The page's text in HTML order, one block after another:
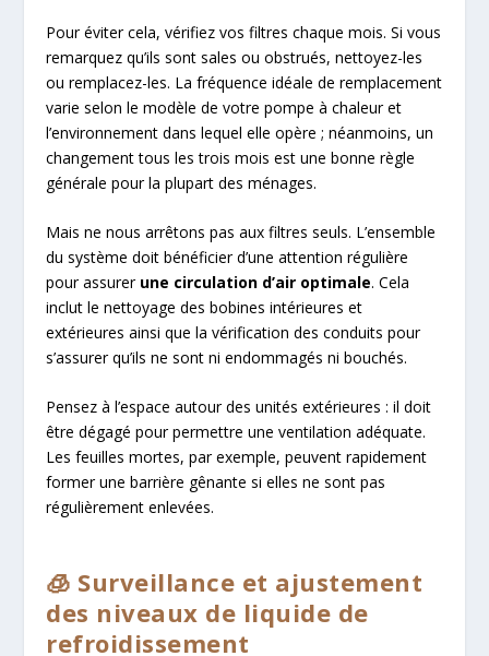
Pour éviter cela, vérifiez vos filtres chaque mois. Si vous
remarquez qu’ils sont sales ou obstrués, nettoyez-les
ou remplacez-les. La fréquence idéale de remplacement
varie selon le modèle de votre pompe à chaleur et
l’environnement dans lequel elle opère ; néanmoins, un
changement tous les trois mois est une bonne règle
générale pour la plupart des ménages.
Mais ne nous arrêtons pas aux filtres seuls. L’ensemble
du système doit bénéficier d’une attention régulière
pour assurer une circulation d’air optimale. Cela
inclut le nettoyage des bobines intérieures et
extérieures ainsi que la vérification des conduits pour
s’assurer qu’ils ne sont ni endommagés ni bouchés.
Pensez à l’espace autour des unités extérieures : il doit
être dégagé pour permettre une ventilation adéquate.
Les feuilles mortes, par exemple, peuvent rapidement
former une barrière gênante si elles ne sont pas
régulièrement enlevées.
🧊 Surveillance et ajustement
des niveaux de liquide de
refroidissement